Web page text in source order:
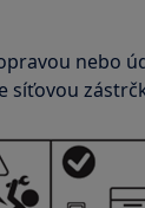
nebo
síťovou